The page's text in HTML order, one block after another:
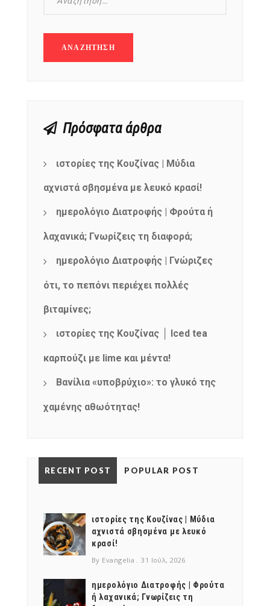
Πρόσφατα άρθρα
ιστορίες της Κουζίνας | Μύδια
αχνιστά σβησμένα με λευκό κρασί!
ημερολόγιο Διατροφής | Φρούτα ή
λαχανικά; Γνωρίζεις τη διαφορά;
ημερολόγιο Διατροφής | Γνώριζες
ότι, το πεπόνι περιέχει πολλές
βιταμίνες;
ιστορίες της Κουζίνας │ Iced tea
καρπούζι με lime και μέντα!
Βανίλια «υποβρύχιο»: το γλυκό της
χαμένης αθωότητας!
RECENT POST POPULAR POST
ιστορίες της Κουζίνας | Μύδια
αχνιστά σβησμένα με λευκό
κρασί!
By Evangelia 31 Ιούλ, 2026
ημερολόγιο Διατροφής | Φρούτα
ή λαχανικά; Γνωρίζεις τη